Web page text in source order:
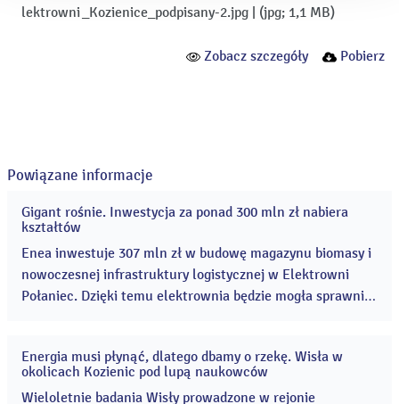
lektrowni_Kozienice_podpisany-2.jpg
(jpg; 1,1 MB)
Zobacz szczegóły Pobierz
Powiązane informacje
2026
Gigant rośnie. Inwestycja za ponad 300 mln zł nabiera
kształtów
Enea inwestuje 307 mln zł w budowę magazynu biomasy i
nowoczesnej infrastruktury logistycznej w Elektrowni
Połaniec. Dzięki temu elektrownia będzie mogła sprawnie
Energia musi płynąć, dlatego dbamy o rzekę. Wisła w
okolicach Kozienic pod lupą naukowców
Wieloletnie badania Wisły prowadzone w rejonie